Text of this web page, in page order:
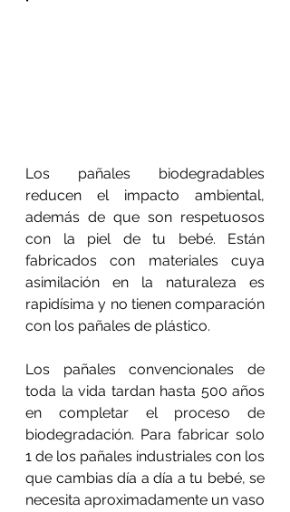
Los pañales biodegradables
reducen el impacto ambiental,
además de que son respetuosos
con la piel de tu bebé. Están
fabricados con materiales cuya
asimilación en la naturaleza es
rapidísima y no tienen comparación
con los pañales de plástico.
Los pañales convencionales de
toda la vida tardan hasta 500 años
en completar el proceso de
biodegradación. Para fabricar solo
1 de los pañales industriales con los
que cambias día a día a tu bebé, se
necesita aproximadamente un vaso